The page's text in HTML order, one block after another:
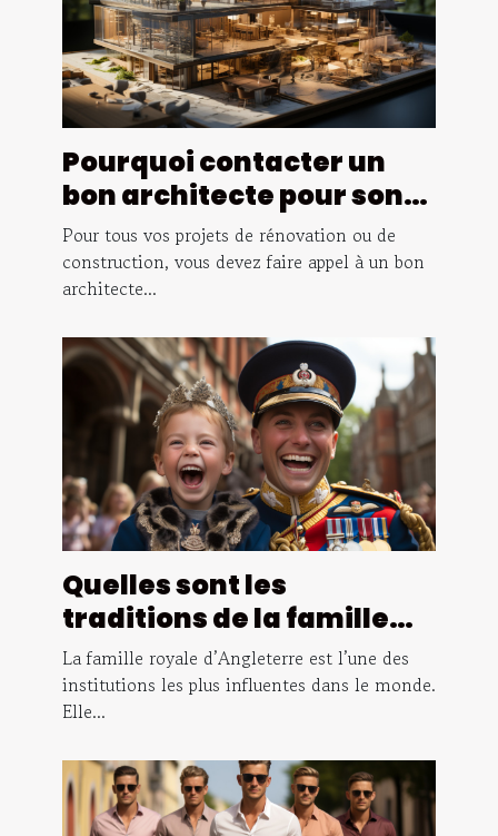
Pourquoi contacter un
bon architecte pour son
projet de construction ?
Pour tous vos projets de rénovation ou de
construction, vous devez faire appel à un bon
architecte...
Quelles sont les
traditions de la famille
royale d’Angleterre ?
La famille royale d’Angleterre est l’une des
institutions les plus influentes dans le monde.
Elle...